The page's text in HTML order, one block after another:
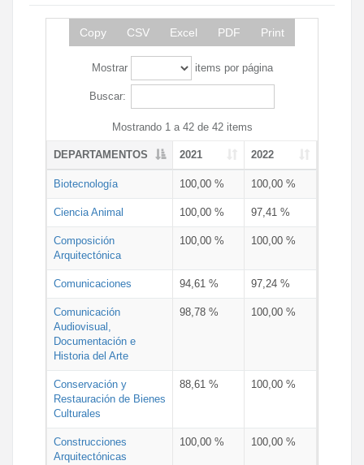
Copy CSV Excel PDF Print
Mostrar items por página
Buscar:
Mostrando 1 a 42 de 42 items
DEPARTAMENTOS 2021 2022
Biotecnología 100,00 % 100,00 %
Ciencia Animal 100,00 % 97,41 %
Composición
Arquitectónica
100,00 % 100,00 %
Comunicaciones 94,61 % 97,24 %
Comunicación
Audiovisual,
Documentación e
Historia del Arte
98,78 % 100,00 %
Conservación y
Restauración de Bienes
Culturales
88,61 % 100,00 %
Construcciones
Arquitectónicas
100,00 % 100,00 %